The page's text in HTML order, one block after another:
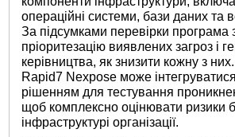
операційні системи, бази даних та
За підсумками перевірки програма
пріоритезацію виявлених загроз і
керівництва, як знизити кожну з
Rapid7 Nexpose може
рішенням для тестування
щоб комплексно оцінювати ризики
інфраструктурі організації.